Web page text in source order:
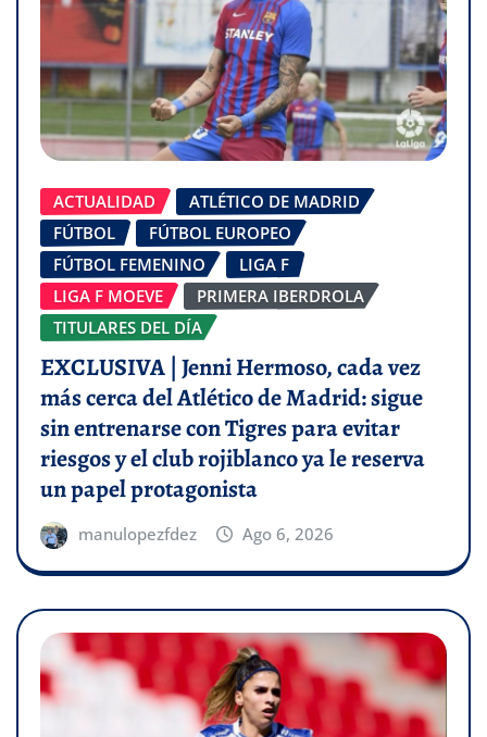
ACTUALIDAD
ATLÉTICO DE MADRID
FÚTBOL
FÚTBOL EUROPEO
FÚTBOL FEMENINO
LIGA F
LIGA F MOEVE
PRIMERA IBERDROLA
TITULARES DEL DÍA
EXCLUSIVA | Jenni Hermoso, cada vez
más cerca del Atlético de Madrid: sigue
sin entrenarse con Tigres para evitar
riesgos y el club rojiblanco ya le reserva
un papel protagonista
manulopezfdez Ago 6, 2026